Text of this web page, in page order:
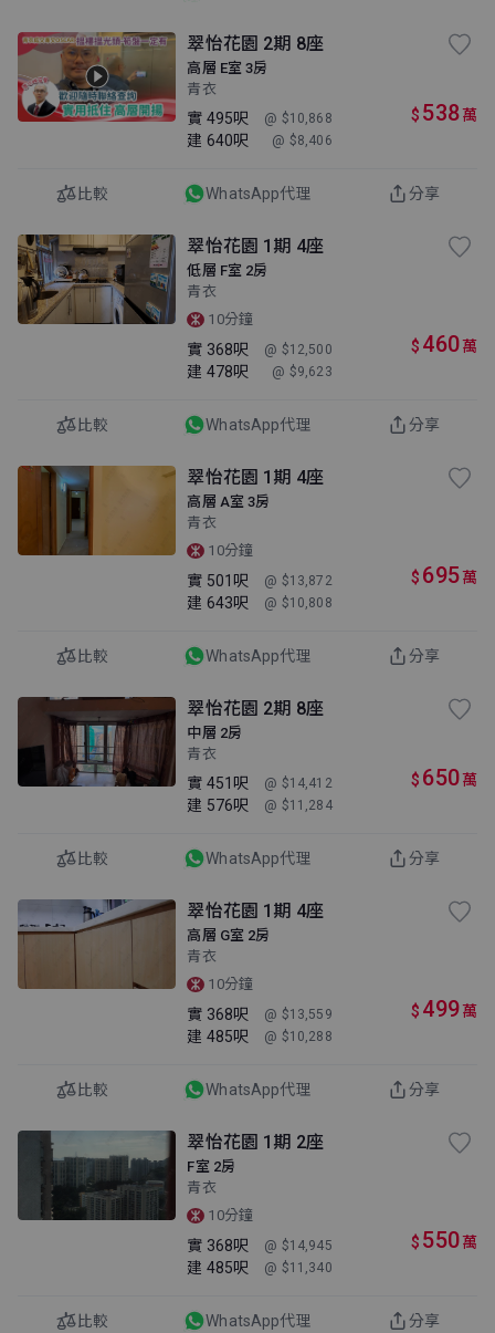
翠怡花園 2期 8座
高層 E室 3房
青衣
實 495呎 @ $10,868
建 640呎 @ $8,406
$ 538萬
比較 WhatsApp代理 分享
翠怡花園 1期 4座
低層 F室 2房
青衣
10分鐘
實 368呎 @ $12,500
建 478呎 @ $9,623
$ 460萬
比較 WhatsApp代理 分享
翠怡花園 1期 4座
高層 A室 3房
青衣
10分鐘
實 501呎 @ $13,872
建 643呎 @ $10,808
$ 695萬
比較 WhatsApp代理 分享
翠怡花園 2期 8座
中層 2房
青衣
實 451呎 @ $14,412
建 576呎 @ $11,284
$ 650萬
比較 WhatsApp代理 分享
翠怡花園 1期 4座
高層 G室 2房
青衣
10分鐘
實 368呎 @ $13,559
建 485呎 @ $10,288
$ 499萬
比較 WhatsApp代理 分享
翠怡花園 1期 2座
F室 2房
青衣
10分鐘
實 368呎 @ $14,945
建 485呎 @ $11,340
$ 550萬
比較 WhatsApp代理 分享